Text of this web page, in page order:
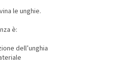
le unghie.
è:
dell’unghia